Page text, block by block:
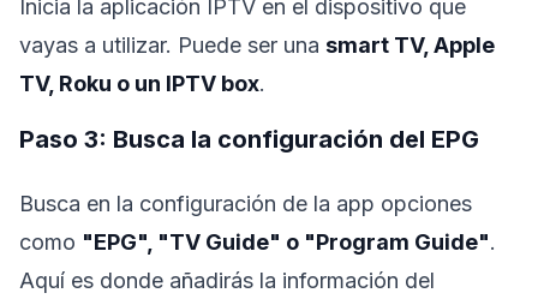
Inicia la aplicación IPTV en el dispositivo que
vayas a utilizar. Puede ser una smart TV, Apple
TV, Roku o un IPTV box.
Paso 3: Busca la configuración del EPG
Busca en la configuración de la app opciones
como "EPG", "TV Guide" o "Program Guide".
Aquí es donde añadirás la información del